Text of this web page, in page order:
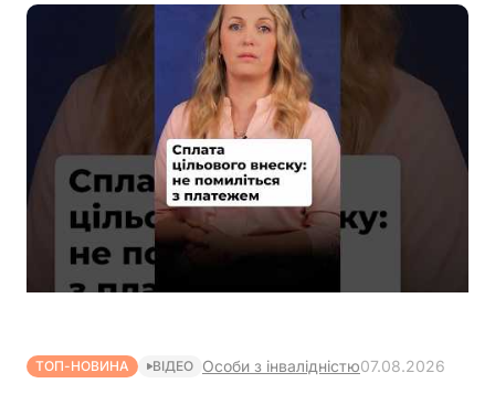
ТОП-НОВИНА ВІДЕО Особи з інвалідністю07.08.2026